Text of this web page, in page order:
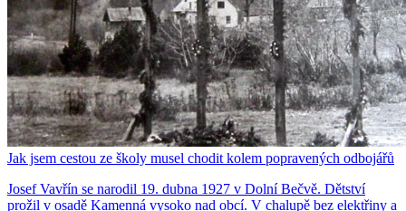
Jak jsem cestou ze školy musel chodit kolem popravených odbojářů
Josef Vavřín se narodil 19. dubna 1927 v Dolní Bečvě. Dětství
prožil v osadě Kamenná vysoko nad obcí. V chalupě bez elektřiny a